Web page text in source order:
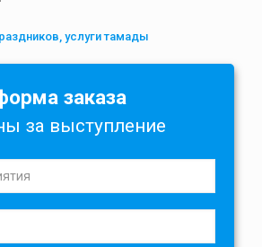
услуги тамады
заказа
за выступление